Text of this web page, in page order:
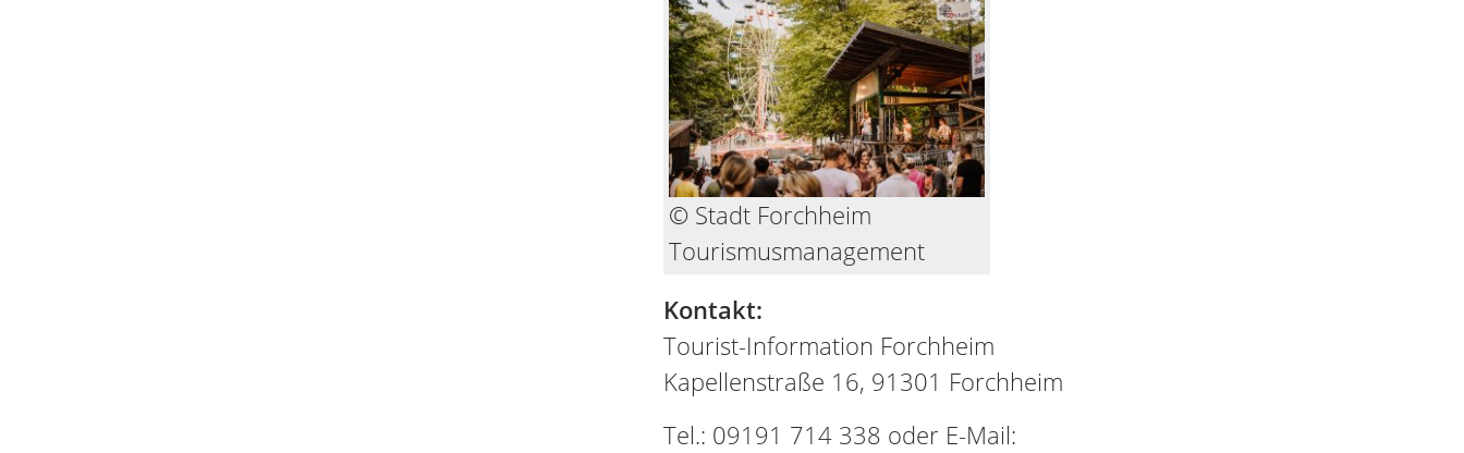
© Stadt Forchheim
Tourismusmanagement
Kontakt:
Tourist-Information Forchheim
Kapellenstraße 16, 91301 Forchheim
Tel.: 09191 714 338 oder E-Mail: